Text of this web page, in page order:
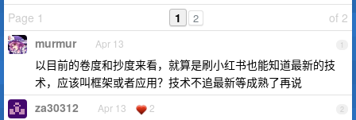
Page 1
of 2
1 2
1
murmur Apr 13
以目前的卷度和抄度来看，就算是刷小红书也能知道最新的技
术，应该叫框架或者应用？技术不追最新等成熟了再说
2
za30312 Apr 13 2